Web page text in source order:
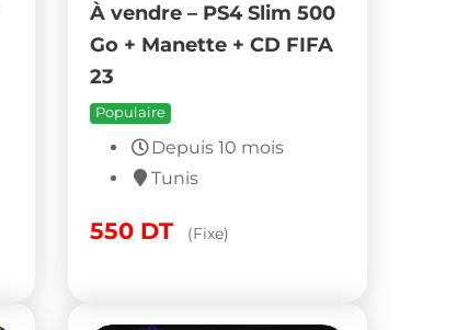
À vendre – PS4 Slim 500
Go + Manette + CD FIFA
23
Populaire
Depuis 10 mois
Tunis
550 DT (Fixe)